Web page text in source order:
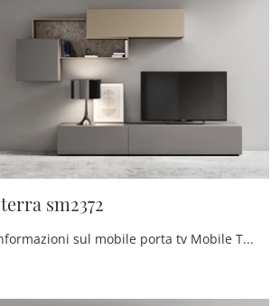
sm2372
Clicca e ottieni informazioni sul mobile porta tv Mobile TV a terra sm2372 di Maronese: realizzato in melaminico, ben si inserisce in spazi moderni.